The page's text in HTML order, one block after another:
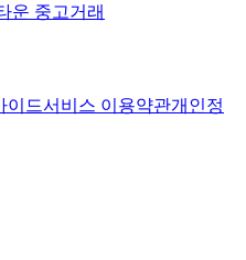
운 중고거래
이드서비스 이용약관개인정